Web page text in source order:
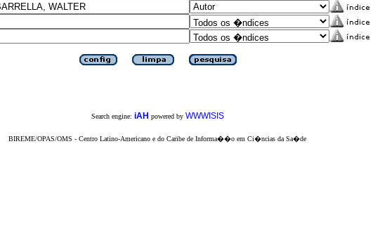
Search engine: iAH powered by WWWISIS
BIREME/OPAS/OMS - Centro Latino-Americano e do Caribe de Informa��o em Ci�ncias da Sa�de